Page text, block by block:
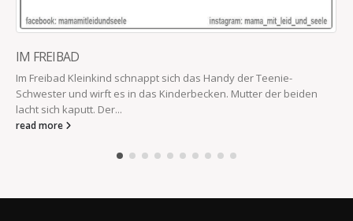
IM FREIBAD
Im Freibad Kleinkind schnappt sich das Handy der Teenie-
Schwester und wirft es in das Kinderbecken. Mutter der beiden
lacht sich kaputt. Der...
read more